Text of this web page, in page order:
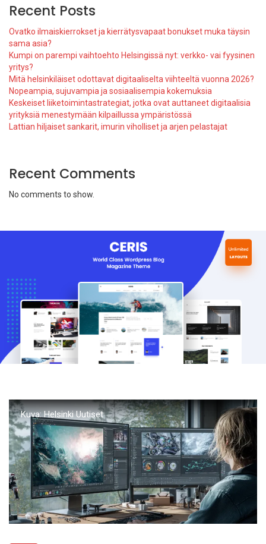
Recent Posts
Ovatko ilmaiskierrokset ja kierrätysvapaat bonukset muka täysin
sama asia?
Kumpi on parempi vaihtoehto Helsingissä nyt: verkko- vai fyysinen
yritys?
Mitä helsinkiläiset odottavat digitaaliselta viihteeltä vuonna 2026?
Nopeampia, sujuvampia ja sosiaalisempia kokemuksia
Keskeiset liiketoimintastrategiat, jotka ovat auttaneet digitaalisia
yrityksiä menestymään kilpaillussa ympäristössä
Lattian hiljaiset sankarit, imurin viholliset ja arjen pelastajat
Recent Comments
No comments to show.
Kuva: Helsinki Uutiset